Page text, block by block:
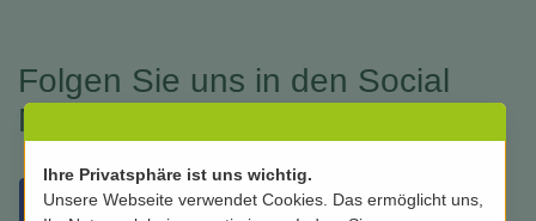
Folgen Sie uns in den Social
Medias
Ihre Privatsphäre ist uns wichtig.
Unsere Webseite verwendet Cookies. Das ermöglicht uns,